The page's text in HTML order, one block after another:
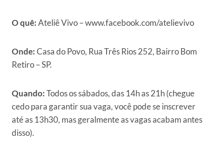
O quê:Ateliê Vivo – www.facebook.com/atelievivo
Onde:Casa do Povo, Rua Três Rios 252, Bairro Bom
Retiro – SP.
Quando:Todos os sábados, das 14h as 21h (chegue
cedo para garantir sua vaga, você pode se inscrever
até as 13h30, mas geralmente as vagas acabam antes
disso).